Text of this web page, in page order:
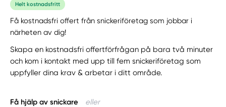
Helt kostnadsfritt
Få kostnadsfri offert från snickeriföretag som jobbar i
närheten av dig!
Skapa en kostnadsfri offertförfrågan på bara två minuter
och kom i kontakt med upp till fem snickeriföretag som
uppfyller dina krav & arbetar i ditt område.
Få hjälp av snickare eller